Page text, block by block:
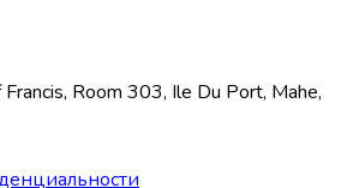
Room 303, Ile Du Port, Mahe,